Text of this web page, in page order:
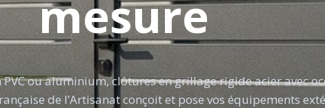
mesure
ou aluminium, clôtures en grillage rigide acier avec
de l’Artisanat conçoit et pose vos équipements